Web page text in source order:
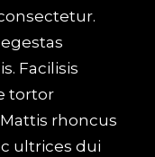
Facilisis
tortor
rhoncus
ultrices dui